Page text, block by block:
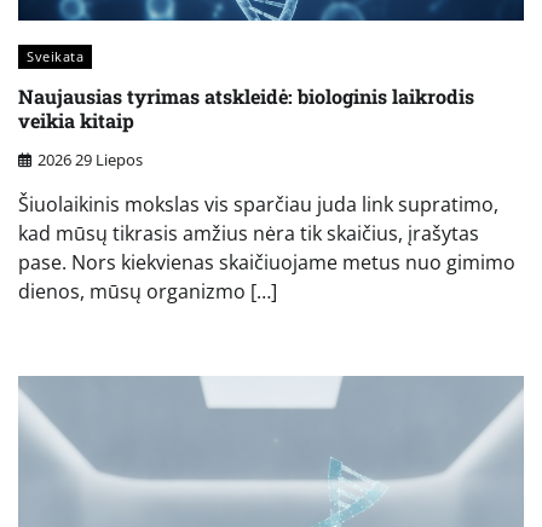
Sveikata
Naujausias tyrimas atskleidė: biologinis laikrodis
veikia kitaip
2026 29 Liepos
Šiuolaikinis mokslas vis sparčiau juda link supratimo,
kad mūsų tikrasis amžius nėra tik skaičius, įrašytas
pase. Nors kiekvienas skaičiuojame metus nuo gimimo
dienos, mūsų organizmo […]